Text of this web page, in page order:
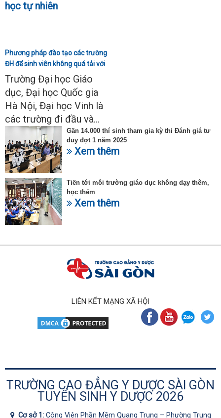
Phương pháp đào tạo các trường
ĐH để sinh viên không quá tải với
ngành Sư phạm Khoa học tự
nhiên
Trường Đại học Giáo
dục, Đại học Quốc gia
Hà Nội, Đại học Vinh là
các trường đi đầu và...
Gần 14.000 thí sinh tham gia kỳ thi Đánh giá tư
duy đợt 1 năm 2025
Xem thêm
Tiến tới môi trường giáo dục không dạy thêm,
học thêm
Xem thêm
LIÊN KẾT MẠNG XÃ HỘI
TRƯỜNG CAO ĐẲNG Y DƯỢC SÀI GÒN
TUYỂN SINH Y DƯỢC 2026
Cơ sở 1: Công Viên Phần Mềm Quang Trung – Phường Trung